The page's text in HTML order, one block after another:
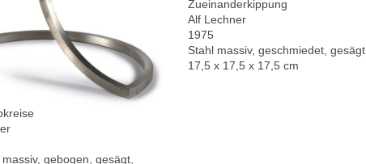
massiv, gebogen, gesägt,
Zueinanderkippung
Alf Lechner
1975
Stahl massiv, geschmiedet, gesägt
17,5 x 17,5 x 17,5 cm